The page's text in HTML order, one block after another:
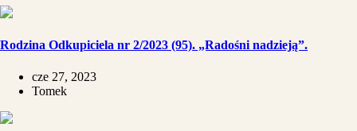
Rodzina Odkupiciela nr 2/2023 (95). „Radośni nadzieją”.
cze 27, 2023
Tomek